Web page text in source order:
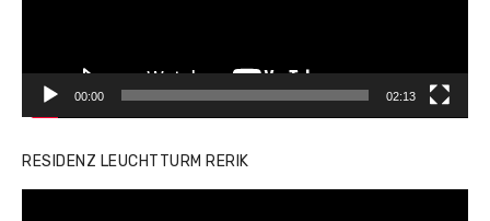
00:00 02:13
RESIDENZ LEUCHTTURM RERIK